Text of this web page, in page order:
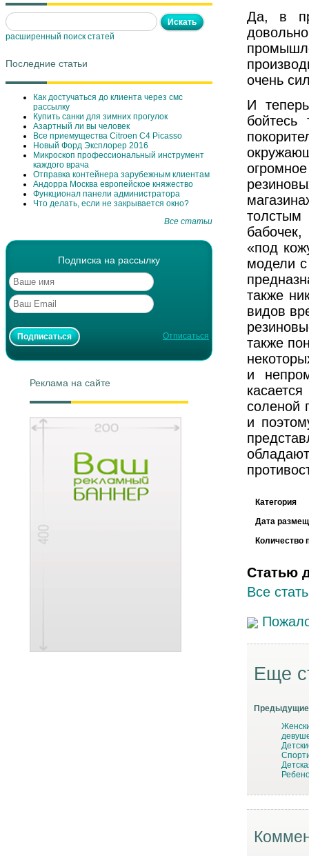
расширенный поиск статей
Последние статьи
Как достучаться до клиента через смс
рассылку
Купить санки для зимних прогулок
Азартный ли вы человек
Все приемущества Сitroen C4 Picasso
Новый Форд Эксплорер 2016
Микроскоп профессиональный инструмент
каждого врача
Отправка контейнера зарубежным клиентам
Андорра Москва европейское княжество
Функционал панели администратора
Что делать, если не закрывается окно?
Все статьи
Подписка на рассылку
Отписаться
Реклама на сайте
Да, в
очень
И
бойтесь
«под
модели
также
видов
также
и
соленой
и
Категория
Дата
Количество
Статью
Все
Еще
Предыдущие